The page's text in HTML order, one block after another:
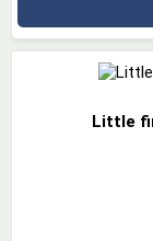
Little